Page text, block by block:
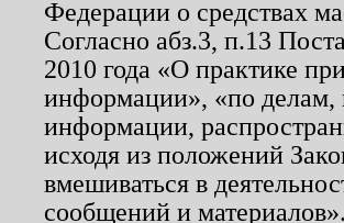
Федерации о средствах
Согласно абз.3, п.13
2010 года «О практике
информации», «по делам,
информации,
исходя из положений
вмешиваться в
сообщений и материалов».